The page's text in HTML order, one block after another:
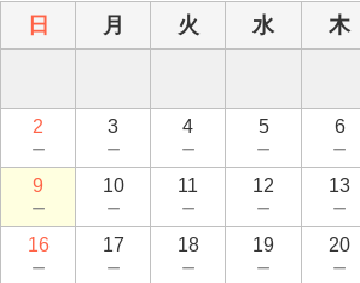
日
月 火 水 木
2
－
3
－
4
－
5
－
6
－
9
－
10
－
11
－
12
－
13
－
16
－
17
－
18
－
19
－
20
－